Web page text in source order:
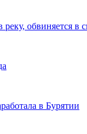
обвиняется в
в Бурятии